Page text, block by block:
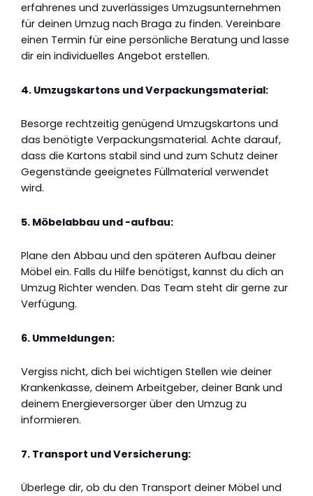
erfahrenes und zuverlässiges Umzugsunternehmen
für deinen Umzug nach Braga zu finden. Vereinbare
einen Termin für eine persönliche Beratung und lasse
dir ein individuelles Angebot erstellen.
4. Umzugskartons und Verpackungsmaterial:
Besorge rechtzeitig genügend Umzugskartons und
das benötigte Verpackungsmaterial. Achte darauf,
dass die Kartons stabil sind und zum Schutz deiner
Gegenstände geeignetes Füllmaterial verwendet
wird.
5. Möbelabbau und -aufbau:
Plane den Abbau und den späteren Aufbau deiner
Möbel ein. Falls du Hilfe benötigst, kannst du dich an
Umzug Richter wenden. Das Team steht dir gerne zur
Verfügung.
6. Ummeldungen:
Vergiss nicht, dich bei wichtigen Stellen wie deiner
Krankenkasse, deinem Arbeitgeber, deiner Bank und
deinem Energieversorger über den Umzug zu
informieren.
7. Transport und Versicherung:
Überlege dir, ob du den Transport deiner Möbel und